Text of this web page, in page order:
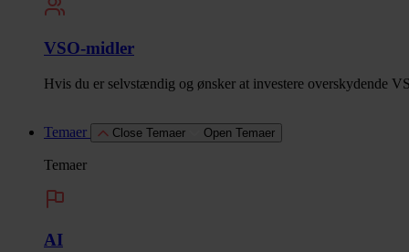
VSO-midler
Hvis du er selvstændig og ønsker at investere overskydende
Temaer Close Temaer Open Temaer
Temaer
AI